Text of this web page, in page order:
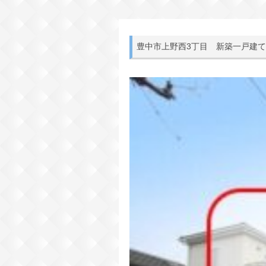
豊中市上野西3丁目 新築一戸建て